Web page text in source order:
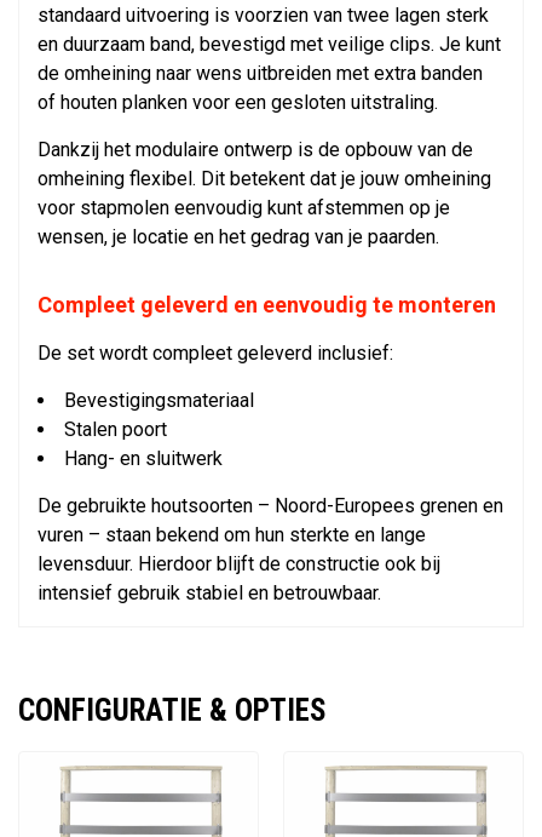
standaard uitvoering is voorzien van twee lagen sterk
en duurzaam band, bevestigd met veilige clips. Je kunt
de omheining naar wens uitbreiden met extra banden
of houten planken voor een gesloten uitstraling.
Dankzij het modulaire ontwerp is de opbouw van de
omheining flexibel. Dit betekent dat je jouw omheining
voor stapmolen eenvoudig kunt afstemmen op je
wensen, je locatie en het gedrag van je paarden.
Compleet geleverd en eenvoudig te monteren
De set wordt compleet geleverd inclusief:
Bevestigingsmateriaal
Stalen poort
Hang- en sluitwerk
De gebruikte houtsoorten – Noord-Europees grenen en
vuren – staan bekend om hun sterkte en lange
levensduur. Hierdoor blijft de constructie ook bij
intensief gebruik stabiel en betrouwbaar.
CONFIGURATIE & OPTIES